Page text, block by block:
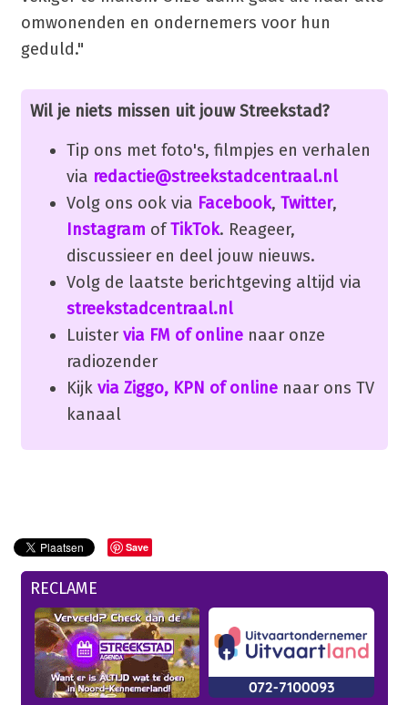
omwonenden en ondernemers voor hun
geduld."
Wil je niets missen uit jouw Streekstad?
Tip ons met foto's, filmpjes en verhalen
via redactie@streekstadcentraal.nl
Volg ons ook via Facebook, Twitter,
Instagram ofTikTok. Reageer,
discussieer en deel jouw nieuws.
Volg de laatste berichtgeving altijd via
streekstadcentraal.nl
Luister via FM of onlinenaar onze
radiozender
Kijk via Ziggo, KPN of onlinenaar ons TV
kanaal
Save
RECLAME